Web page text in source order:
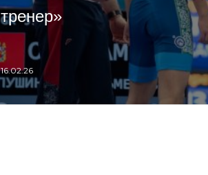
тренер»
16.02.26